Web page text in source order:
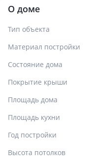
О доме
Тип объекта
Материал постройки
Состояние дома
Покрытие крыши
Площадь дома
Площадь кухни
Год постройки
Высота потолков